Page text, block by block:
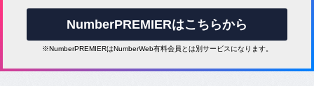
NumberPREMIERはこちらから
※NumberPREMIERはNumberWeb有料会員とは別サービスになります。